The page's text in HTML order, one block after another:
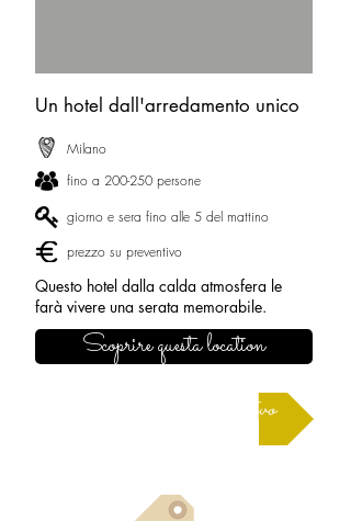
Un hotel dall'arredamento unico
Milano
fino a 200-250 persone
giorno e sera fino alle 5 del mattino
prezzo su preventivo
Questo hotel dalla calda atmosfera le
farà vivere una serata memorabile.
Scoprire questa location
Richiedere un preventivo